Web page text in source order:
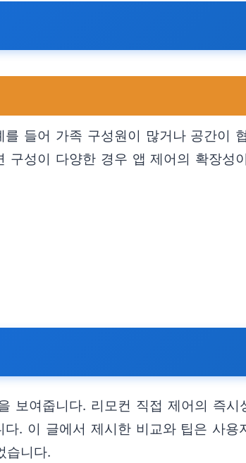
들어 가족 구성원이 많거나 공간이
성이 다양한 경우 앱 제어의 확장성
보여줍니다. 리모컨 직접 제어의 즉시
. 이 글에서 제시한 비교와 팁은 사용
습니다.